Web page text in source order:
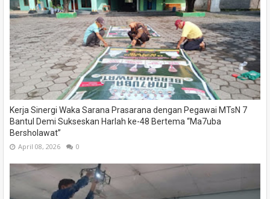
Kerja Sinergi Waka Sarana Prasarana dengan Pegawai MTsN 7
Bantul Demi Sukseskan Harlah ke-48 Bertema “Ma7uba
Bersholawat”
April 08, 2026 0